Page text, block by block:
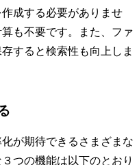
成する必要がありませ
も不要です。また、ファ
すると検索性も向上しま
が期待できるさまざまな
つの機能は以下のとおり